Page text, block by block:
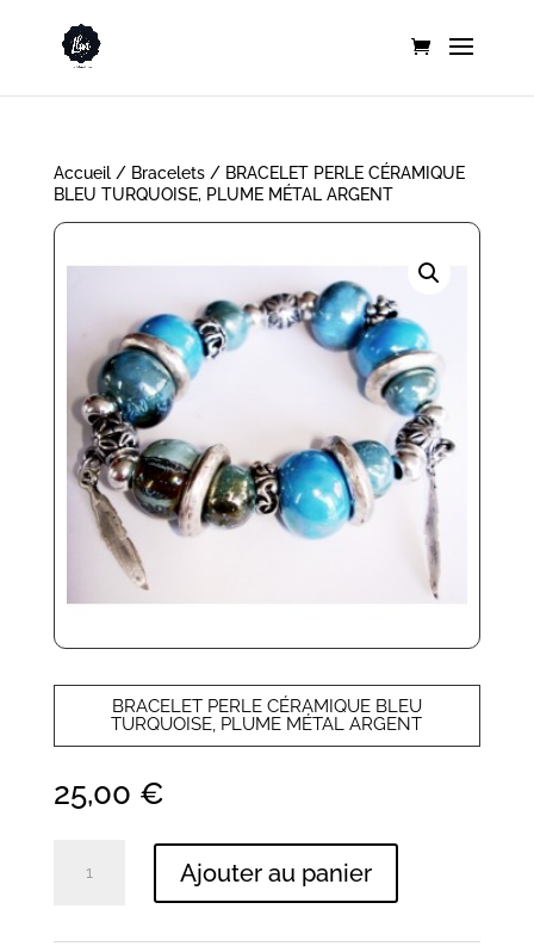
Accueil/ Bracelets/ BRACELET PERLE CÉRAMIQUE
BLEU TURQUOISE, PLUME MÉTAL ARGENT
BRACELET PERLE CÉRAMIQUE BLEU
TURQUOISE, PLUME MÉTAL ARGENT
25,00 €
Ajouter au panier